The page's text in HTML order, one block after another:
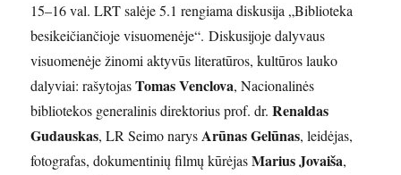
15–16 val. LRT salėje 5.1 rengiama diskusija „Biblioteka
besikeičiančioje visuomenėje“. Diskusijoje dalyvaus
visuomenėje žinomi aktyvūs literatūros, kultūros lauko
dalyviai: rašytojasTomas Venclova, Nacionalinės
bibliotekos generalinis direktorius prof. dr.Renaldas
Gudauskas, LR Seimo narysArūnas Gelūnas, leidėjas,
fotografas, dokumentinių filmų kūrėjasMarius Jovaiša,